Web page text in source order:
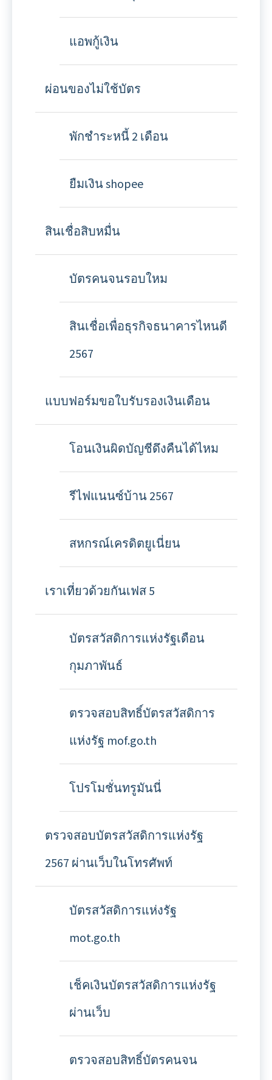
แอพกู้เงิน
ผ่อนของไม่ใช้บัตร
พักชำระหนี้ 2 เดือน
ยืมเงิน shopee
สินเชื่อสิบหมื่น
บัตรคนจนรอบใหม
สินเชื่อเพื่อธุรกิจธนาคารไหนดี
2567
แบบฟอร์มขอใบรับรองเงินเดือน
โอนเงินผิดบัญชีดึงคืนได้ไหม
รีไฟแนนซ์บ้าน 2567
สหกรณ์เครดิตยูเนี่ยน
เราเที่ยวด้วยกันเฟส 5
บัตรสวัสดิการแห่งรัฐเดือน
กุมภาพันธ์
ตรวจสอบสิทธิ์บัตรสวัสดิการ
แห่งรัฐ mof.go.th
โปรโมชั่นทรูมันนี่
ตรวจสอบบัตรสวัสดิการแห่งรัฐ
2567 ผ่านเว็บในโทรศัพท์
บัตรสวัสดิการแห่งรัฐ
mot.go.th
เช็คเงินบัตรสวัสดิการแห่งรัฐ
ผ่านเว็บ
ตรวจสอบสิทธิ์บัตรคนจน